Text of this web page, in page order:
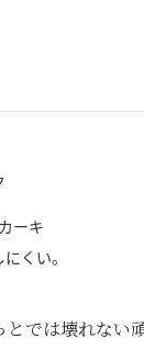
ーキ
くい。
では壊れない